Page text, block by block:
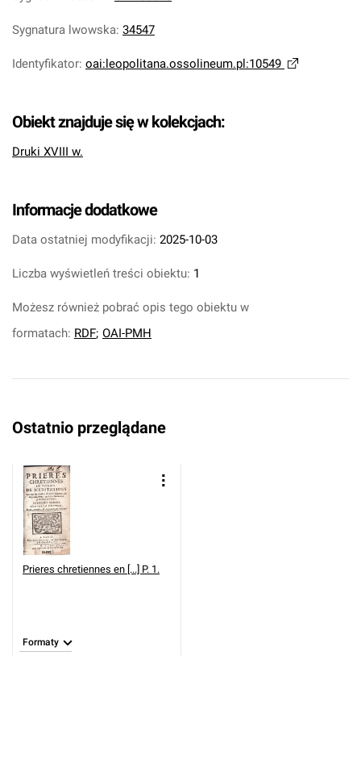
Sygnatura lwowska: 34547
Identyfikator: oai:leopolitana.ossolineum.pl:10549
Obiekt znajduje się w kolekcjach:
Druki XVIII w.
Informacje dodatkowe
Data ostatniej modyfikacji: 2025-10-03
Liczba wyświetleń treści obiektu: 1
Możesz również pobrać opis tego obiektu w
formatach: RDF; OAI-PMH
Ostatnio przeglądane
Prieres chretiennes en [...] P. 1.
Formaty